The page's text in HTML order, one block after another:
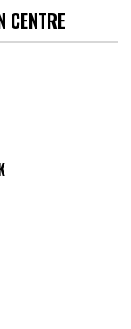
CENTRE